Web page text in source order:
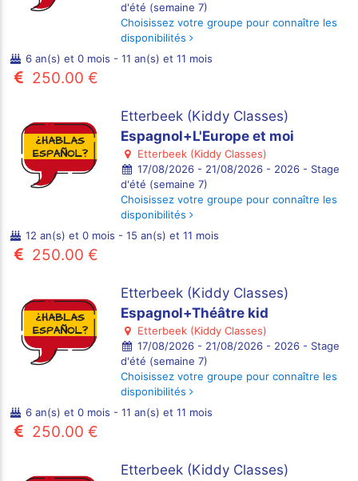
d'été (semaine 7)
Choisissez votre groupe pour connaître les
disponibilités
6 an(s) et 0 mois - 11 an(s) et 11 mois
250.00 €
Etterbeek (Kiddy Classes)
Espagnol+L'Europe et moi
Etterbeek (Kiddy Classes)
17/08/2026 - 21/08/2026 - 2026 - Stage
d'été (semaine 7)
Choisissez votre groupe pour connaître les
disponibilités
12 an(s) et 0 mois - 15 an(s) et 11 mois
250.00 €
Etterbeek (Kiddy Classes)
Espagnol+Théâtre kid
Etterbeek (Kiddy Classes)
17/08/2026 - 21/08/2026 - 2026 - Stage
d'été (semaine 7)
Choisissez votre groupe pour connaître les
disponibilités
6 an(s) et 0 mois - 11 an(s) et 11 mois
250.00 €
Etterbeek (Kiddy Classes)